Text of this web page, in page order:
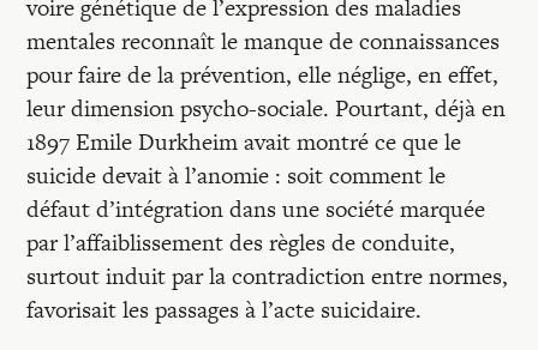
voire génétique de l’expression des maladies
mentales reconnaît le manque de connaissances
pour faire de la prévention, elle néglige, en effet,
leur dimension psycho-sociale. Pourtant, déjà en
1897 Emile Durkheim avait montré ce que le
suicide devait à l’anomie : soit comment le
défaut d’intégration dans une société marquée
par l’affaiblissement des règles de conduite,
surtout induit par la contradiction entre normes,
favorisait les passages à l’acte suicidaire.